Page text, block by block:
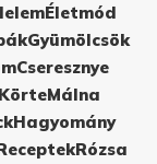
Életmód
Gyümölcsök
Cseresznye
KörteMálna
Hagyomány
Rózsa